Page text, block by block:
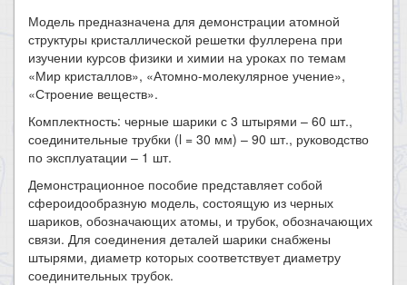
Модель предназначена для демонстрации атомной
структуры кристаллической решетки фуллерена при
изучении курсов физики и химии на уроках по темам
«Мир кристаллов», «Атомно-молекулярное учение»,
«Строение веществ».
Комплектность: черные шарики с 3 штырями – 60 шт.,
соединительные трубки (l = 30 мм) – 90 шт., руководство
по эксплуатации – 1 шт.
Демонстрационное пособие представляет собой
сфероидообразную модель, состоящую из черных
шариков, обозначающих атомы, и трубок, обозначающих
связи. Для соединения деталей шарики снабжены
штырями, диаметр которых соответствует диаметру
соединительных трубок.